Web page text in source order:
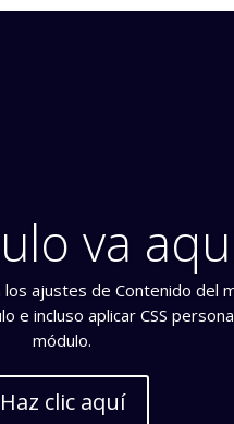
va
ajustes de Contenido del
incluso aplicar CSS
módulo.
Haz clic aquí